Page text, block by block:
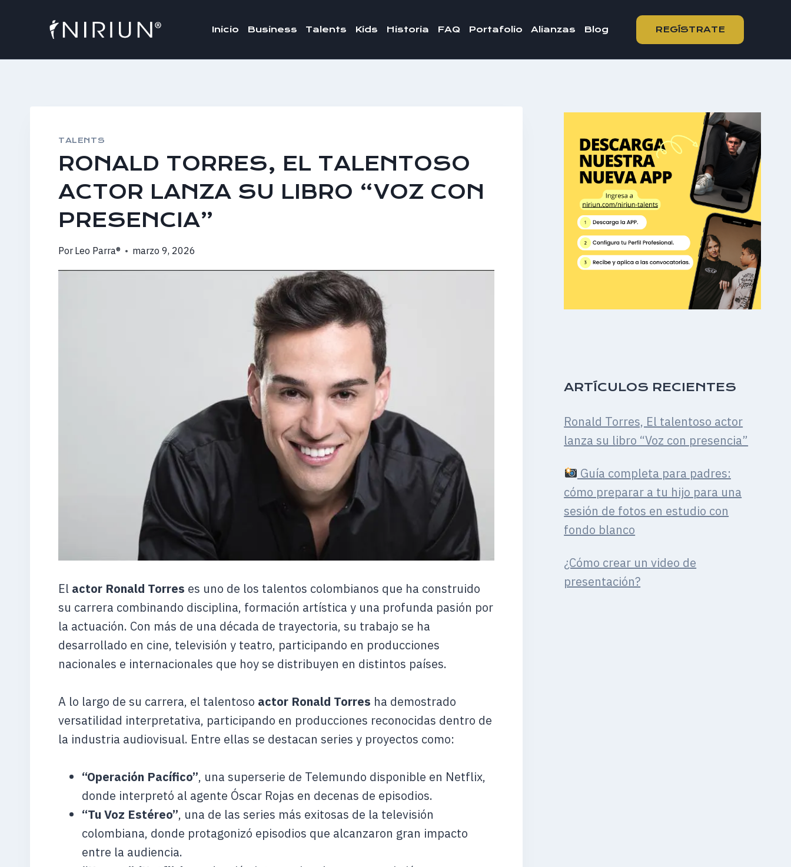
Inicio Business Talents Kids Historia FAQ Portafolio Alianzas Blog REGÍSTRATE
TALENTS
RONALD TORRES, EL TALENTOSO
ACTOR LANZA SU LIBRO “VOZ CON
PRESENCIA”
Por Leo Parra® marzo 9, 2026
El actor Ronald Torres es uno de los talentos colombianos que ha construido
su carrera combinando disciplina, formación artística y una profunda pasión por
la actuación. Con más de una década de trayectoria, su trabajo se ha
desarrollado en cine, televisión y teatro, participando en producciones
nacionales e internacionales que hoy se distribuyen en distintos países.
A lo largo de su carrera, el talentoso actor Ronald Torres ha demostrado
versatilidad interpretativa, participando en producciones reconocidas dentro de
la industria audiovisual. Entre ellas se destacan series y proyectos como:
“Operación Pacífico”, una superserie de Telemundo disponible en Netflix,
donde interpretó al agente Óscar Rojas en decenas de episodios.
“Tu Voz Estéreo”, una de las series más exitosas de la televisión
colombiana, donde protagonizó episodios que alcanzaron gran impacto
entre la audiencia.
ARTÍCULOS RECIENTES
Ronald Torres, El talentoso actor
lanza su libro “Voz con presencia”
Guía completa para padres:
cómo preparar a tu hijo para una
sesión de fotos en estudio con
fondo blanco
¿Cómo crear un video de
presentación?